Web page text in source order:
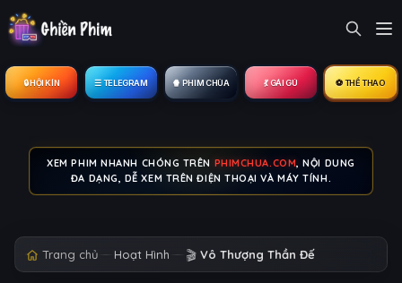
🔒︎ HỘI KÍN ☰ TELEGRAM 🍿 PHIM CHÙA 💃 GÁI GÚ ⚽ THỂ THAO
XEM PHIM NHANH CHÓNG TRÊN PHIMCHUA.COM, NỘI DUNG
ĐA DẠNG, DỄ XEM TRÊN ĐIỆN THOẠI VÀ MÁY TÍNH.
Trang chủ Hoạt Hình 🎬 Vô Thượng Thần Đế